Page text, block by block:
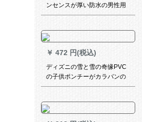
ンセンスが厚い防水の男性用
バイク用の電気自動車1人で全
帽子つばさXL
￥ 472 円(税込)
ディズニの雪と雪の奇缘PVC
の子供ポンチーがカラバンの
位のつばを持つことになって
インコーストLサイズをプリー
ズにします。